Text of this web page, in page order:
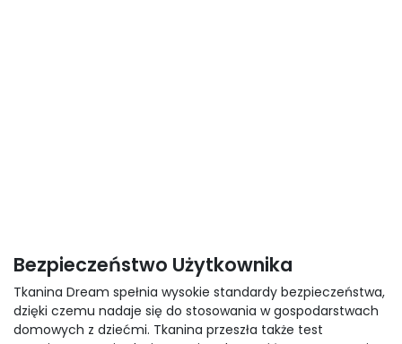
Bezpieczeństwo Użytkownika
Tkanina Dream spełnia wysokie standardy bezpieczeństwa,
dzięki czemu nadaje się do stosowania w gospodarstwach
domowych z dziećmi. Tkanina przeszła także test